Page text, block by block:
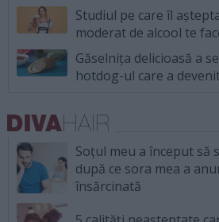
Studiul pe care îl
moderat de alcool te
Găselnița delicioasă a
hotdog-ul care a
Soțul meu a început să
după ce sora mea a
însărcinată